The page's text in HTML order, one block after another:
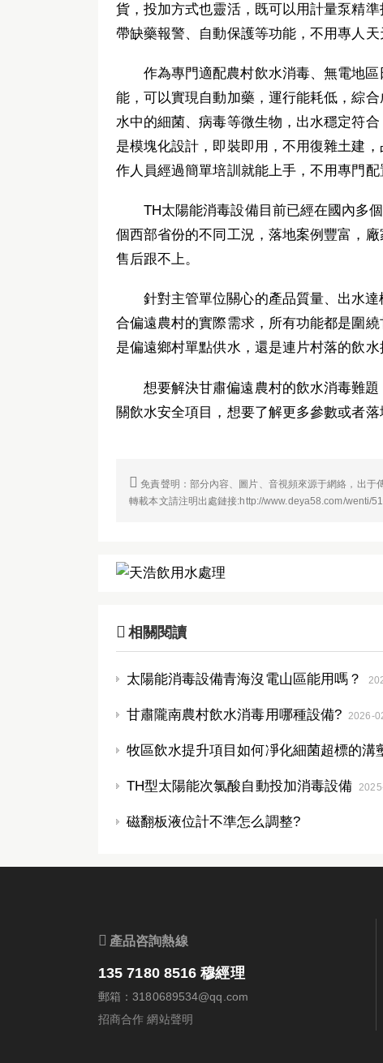
貨，投加方式也靈活，既可以用計量泵精
帶缺藥報警、自動保護等功能，不用專人天
作為專門適配農村飲水消毒、無電地
能，可以實現自動加藥，運行能耗低，綜
水中的細菌、病毒等微生物，出水穩定符
是模塊化設計，即裝即用，不用復雜土建
作人員經過簡單培訓就能上手，不用專門
TH太陽能消毒設備目前已經在國內多
個西部省份的不同工況，落地案例豐富，
售后跟不上。
針對主管單位關心的產品質量、出水
合偏遠農村的實際需求，所有功能都是圍
是偏遠鄉村單點供水，還是連片村落的飲水
想要解決甘肅偏遠農村的飲水消毒難
關飲水安全項目，想要了解更多參數或者落
 免責聲明：部分內容、圖片、音視頻來源于網絡，出于
轉載本文請注明出處鏈接:http://www.deya58.com/wenti/
 相關閱讀
太陽能消毒設備青海沒電山區能用嗎？
甘肅隴南農村飲水消毒用哪種設備? 2026-
牧區飲水提升項目如何凈化細菌超標的溝
TH型太陽能次氯酸自動投加消毒設備
磁翻板液位計不準怎么調整?
 產品咨詢熱線
135 7180 8516 穆經理
郵箱：3180689534@qq.com
招商合作 網站聲明